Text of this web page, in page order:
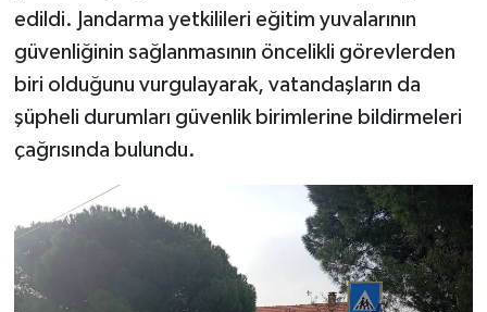
edildi. Jandarma yetkilileri eğitim yuvalarının
güvenliğinin sağlanmasının öncelikli görevlerden
biri olduğunu vurgulayarak, vatandaşların da
şüpheli durumları güvenlik birimlerine bildirmeleri
çağrısında bulundu.